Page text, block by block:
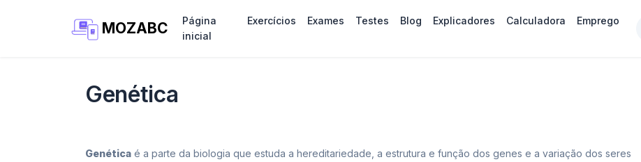
MOZABC
Página
inicial
Exercícios Exames Testes Blog Explicadores Calculadora Emprego
Genética
Genética é a parte da biologia que estuda a hereditariedade, a estrutura e função dos genes e a variação dos seres